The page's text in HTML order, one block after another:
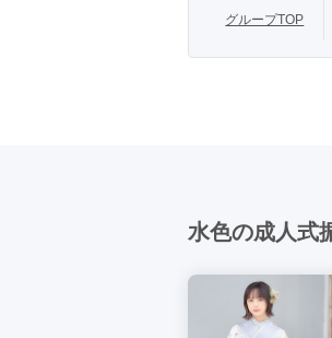
グループTOP
水色の成人式